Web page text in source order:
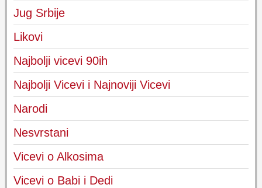
Jug Srbije
Likovi
Najbolji vicevi 90ih
Najbolji Vicevi i Najnoviji Vicevi
Narodi
Nesvrstani
Vicevi o Alkosima
Vicevi o Babi i Dedi